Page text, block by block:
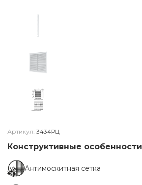
Артикул: 3434РЦ
Конструктивные особенности
Антимоскитная сетка